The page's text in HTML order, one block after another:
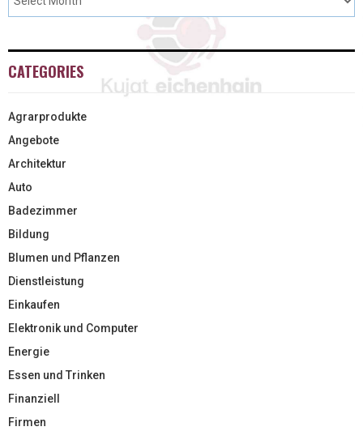
CATEGORIES
Agrarprodukte
Angebote
Architektur
Auto
Badezimmer
Bildung
Blumen und Pflanzen
Dienstleistung
Einkaufen
Elektronik und Computer
Energie
Essen und Trinken
Finanziell
Firmen